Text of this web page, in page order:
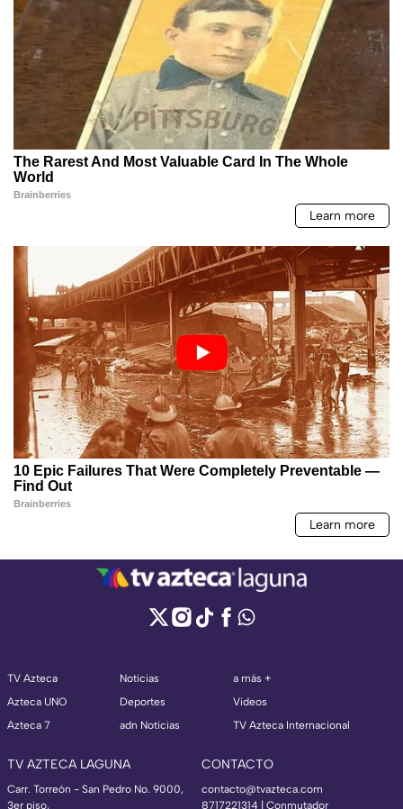
TV Azteca
Azteca UNO
Azteca 7
Noticias
Deportes
adn Noticias
a más +
Videos
TV Azteca Internacional
TV AZTECA LAGUNA
Carr. Torreón - San Pedro No. 9000,
3er piso,
CONTACTO
contacto@tvazteca.com
8717221314 | Conmutador